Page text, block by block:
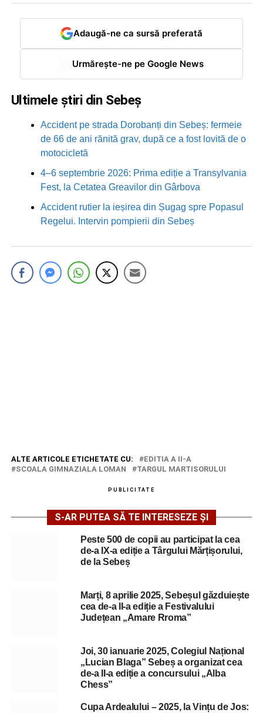
Adaugă-ne ca sursă preferată
Urmărește-ne pe Google News
Ultimele știri din Sebeș
Accident pe strada Dorobanți din Sebeș: fermeie
de 66 de ani rănită grav, după ce a fost lovită de o
motocicletă
4–6 septembrie 2026: Prima ediție a Transylvania
Fest, la Cetatea Greavilor din Gârbova
Accident rutier la ieșirea din Șugag spre Popasul
Regelui. Intervin pompierii din Sebeș
ALTE ARTICOLE ETICHETATE CU:
EDITIA A II-A
SCOALA GIMNAZIALA LOMAN
TARGUL MARTISORULUI
PUBLICITATE
S-AR PUTEA SĂ TE INTERESEZE ȘI
Peste 500 de copii au participat la cea
de-a IX-a ediție a Târgului Mărțișorului,
de la Sebeș
Marți, 8 aprilie 2025, Sebeșul găzduiește
cea de-a II-a ediție a Festivalului
Județean „Amare Rroma”
Joi, 30 ianuarie 2025, Colegiul Național
„Lucian Blaga” Sebeș a organizat cea
de-a II-a ediție a concursului „Alba
Chess”
Cupa Ardealului – 2025, la Vințu de Jos: